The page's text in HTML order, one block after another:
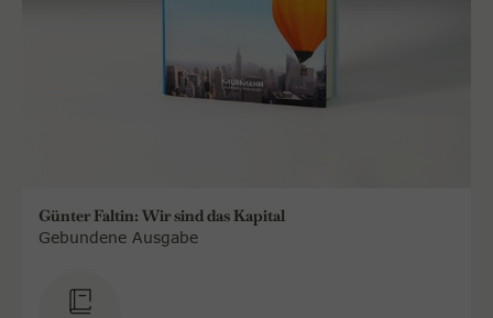
Günter Faltin: Wir sind das Kapital
Gebundene Ausgabe